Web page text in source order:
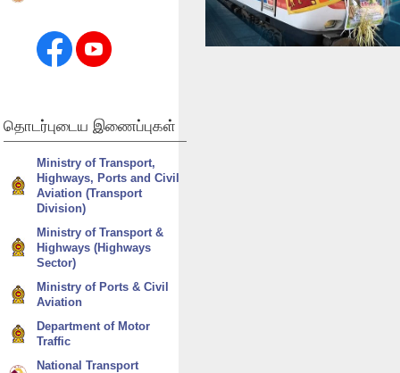
தொடர்புடைய இணைப்புகள்
Ministry of Transport,
Highways, Ports and Civil
Aviation (Transport
Division)
Ministry of Transport &
Highways (Highways
Sector)
Ministry of Ports & Civil
Aviation
Department of Motor
Traffic
National Transport